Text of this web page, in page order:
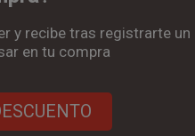
y recibe tras registrarte un
en tu compra